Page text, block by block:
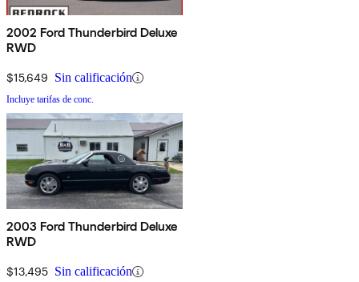
2002 Ford Thunderbird Deluxe
RWD
$15,649 Sin calificación
Incluye tarifas de conc.
2003 Ford Thunderbird Deluxe
RWD
$13,495 Sin calificación